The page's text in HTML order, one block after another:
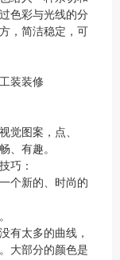
色彩与光线的分
，简洁稳定，可
装装修
觉图案，点、
、有趣。
巧：
个新的、时尚的
有太多的曲线，
大部分的颜色是